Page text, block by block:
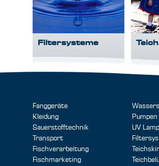
Filtersysteme
Fanggeräte
Kleidung
Sauerstofftechnik
Transport
Fischverarbeitung
Fischmarketing
Pumpen
UV